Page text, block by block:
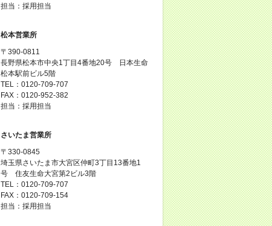
担当：採用担当
松本営業所
〒390-0811
長野県松本市中央1丁目4番地20号 日本生命
松本駅前ビル5階
TEL：0120-709-707
FAX：0120-952-382
担当：採用担当
さいたま営業所
〒330-0845
埼玉県さいたま市大宮区仲町3丁目13番地1
号 住友生命大宮第2ビル3階
TEL：0120-709-707
FAX：0120-709-154
担当：採用担当